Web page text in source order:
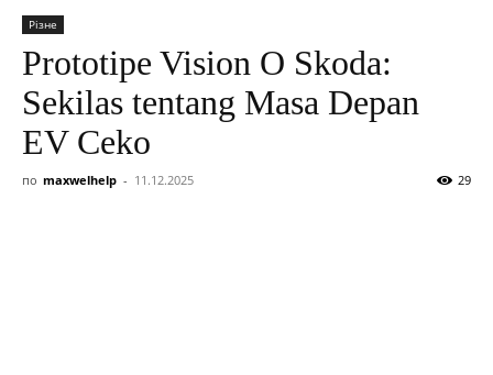
Різне
Prototipe Vision O Skoda:
Sekilas tentang Masa Depan
EV Ceko
по maxwelhelp - 11.12.2025 29